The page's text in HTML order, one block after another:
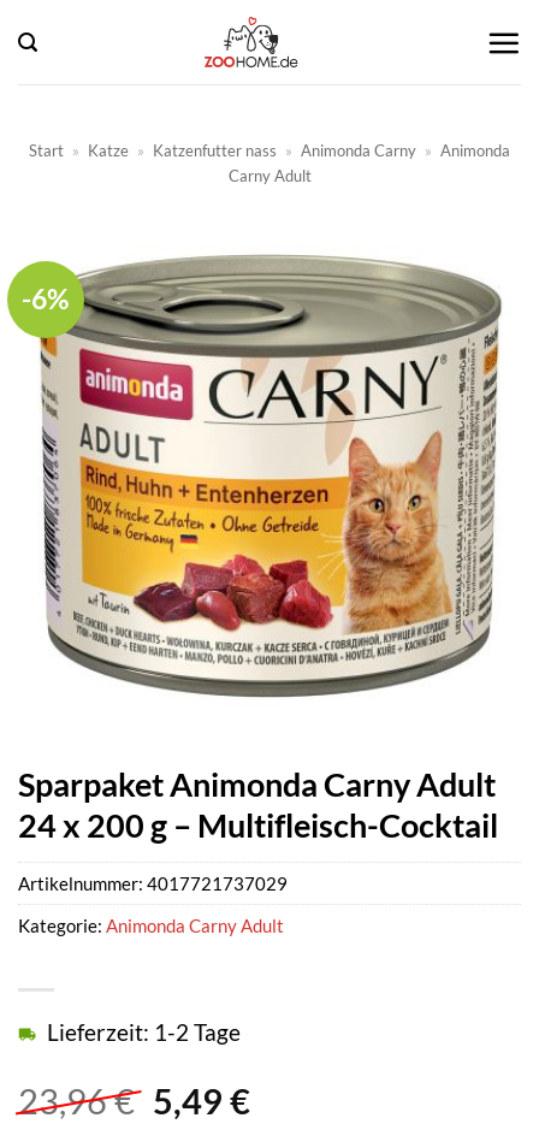
Inhalt
springen
Start » Katze » Katzenfutter nass » Animonda Carny » Animonda
Carny Adult
-6%
Sparpaket Animonda Carny Adult
24 x 200 g – Multifleisch-Cocktail
23,96€ Ursprünglicher
5,49 €Aktueller
Lieferzeit: 1-2 Tage
Artikelnummer: 4017721737029
Kategorie: Animonda Carny Adult